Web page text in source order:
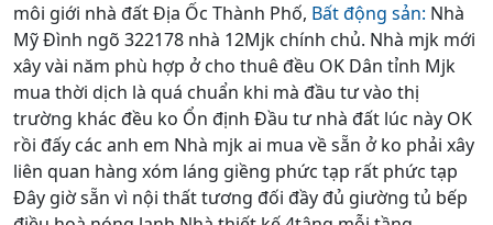
môi giới nhà đất Địa Ốc Thành Phố, Bất động sản: Nhà
Mỹ Đình ngõ 322178 nhà 12Mjk chính chủ. Nhà mjk mới
xây vài năm phù hợp ở cho thuê đều OK Dân tỉnh Mjk
mua thời dịch là quá chuẩn khi mà đầu tư vào thị
trường khác đều ko Ổn định Đầu tư nhà đất lúc này OK
rồi đấy các anh em Nhà mjk ai mua về sẵn ở ko phải xây
liên quan hàng xóm láng giềng phức tạp rất phức tạp
Đây giờ sẵn vì nội thất tương đối đầy đủ giường tủ bếp